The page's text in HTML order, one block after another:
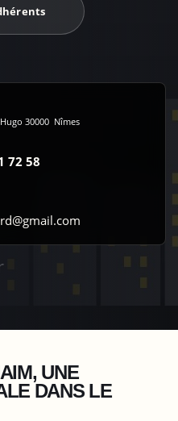
30000 Nîmes
72 58
UNE
DANS LE